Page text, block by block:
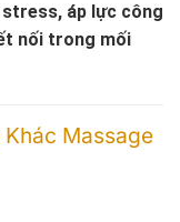
áp lực công
nối trong mối
Massage